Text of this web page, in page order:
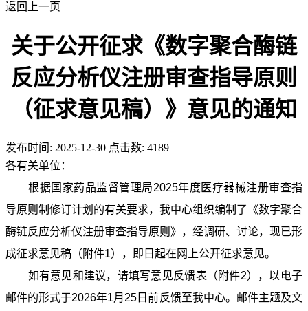
返回上一页
关于公开征求《数字聚合酶链
反应分析仪注册审查指导原则
（征求意见稿）》意见的通知
发布时间: 2025-12-30 点击数: 4189
各有关单位：
根据国家药品监督管理局2025年度医疗器械注册审查指
导原则制修订计划的有关要求，我中心组织编制了《数字聚合
酶链反应分析仪注册审查指导原则》，经调研、讨论，现已形
成征求意见稿（附件1），即日起在网上公开征求意见。
如有意见和建议，请填写意见反馈表（附件2），以电子
邮件的形式于2026年1月25日前反馈至我中心。邮件主题及文